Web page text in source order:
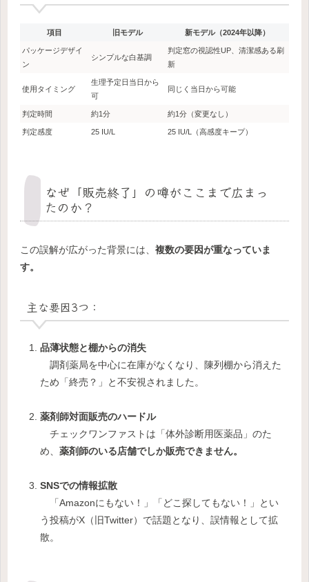
項目 旧モデル 新モデル（2024年以降）
パッケージデザイ
ン
シンプルな白基調
判定窓の視認性UP、清潔感ある刷
新
使用タイミング
生理予定日当日から
可
同じく当日から可能
判定時間 約1分 約1分（変更なし）
判定感度 25 IU/L 25 IU/L（高感度キープ）
なぜ「販売終了」の噂がここまで広まっ
たのか？
この誤解が広がった背景には、 複数の要因が重なっていま
す。
主な要因3つ：
品薄状態と棚からの消失
調剤薬局を中心に在庫がなくなり、陳列棚から消えた
ため「終売？」と不安視されました。
薬剤師対面販売のハードル
チェックワンファストは「体外診断用医薬品」のた
め、 薬剤師のいる店舗でしか販売できません。
SNSでの情報拡散
「Amazonにもない！」「どこ探してもない！」とい
う投稿がX（旧Twitter）で話題となり、誤情報として拡
散。